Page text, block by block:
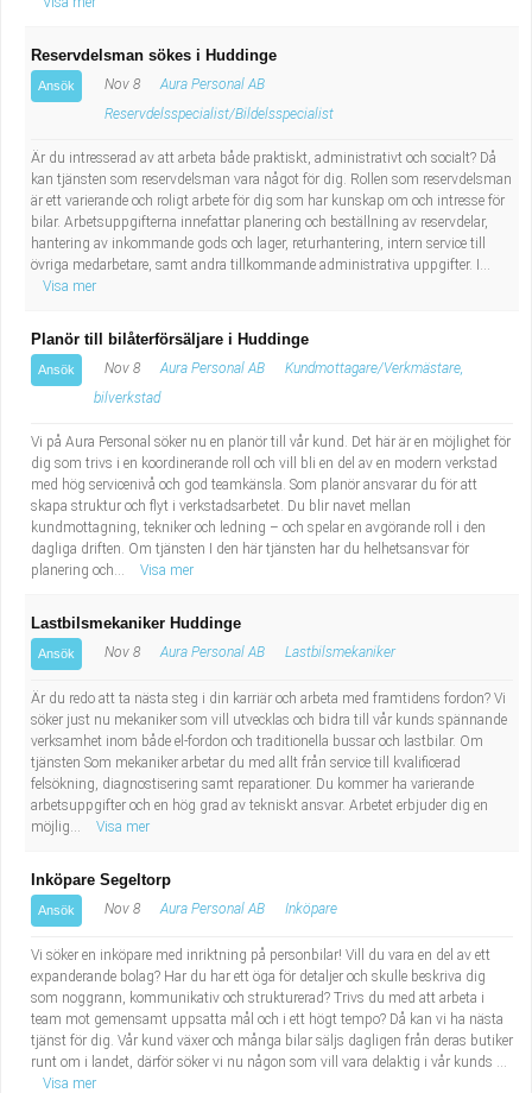
Reservdelsman sökes i Huddinge
Ansök Nov 8
Aura Personal AB
Reservdelsspecialist/Bildelsspecialist
Är du intresserad av att arbeta både praktiskt, administrativt och socialt? Då
kan tjänsten som reservdelsman vara något för dig. Rollen som reservdelsman
är ett varierande och roligt arbete för dig som har kunskap om och intresse för
bilar. Arbetsuppgifterna innefattar planering och beställning av reservdelar,
hantering av inkommande gods och lager, returhantering, intern service till
övriga medarbetare, samt andra tillkommande administrativa uppgifter. I...
Visa mer
Planör till bilåterförsäljare i Huddinge
Ansök Nov 8 Aura Personal AB
Kundmottagare/Verkmästare,
bilverkstad
Vi på Aura Personal söker nu en planör till vår kund. Det här är en möjlighet för
dig som trivs i en koordinerande roll och vill bli en del av en modern verkstad
med hög servicenivå och god teamkänsla. Som planör ansvarar du för att
skapa struktur och flyt i verkstadsarbetet. Du blir navet mellan
kundmottagning, tekniker och ledning – och spelar en avgörande roll i den
dagliga driften. Om tjänsten I den här tjänsten har du helhetsansvar för
planering och...
Visa mer
Lastbilsmekaniker Huddinge
Ansök Nov 8 Aura Personal AB Lastbilsmekaniker
Är du redo att ta nästa steg i din karriär och arbeta med framtidens fordon? Vi
söker just nu mekaniker som vill utvecklas och bidra till vår kunds spännande
verksamhet inom både el-fordon och traditionella bussar och lastbilar. Om
tjänsten Som mekaniker arbetar du med allt från service till kvalificerad
felsökning, diagnostisering samt reparationer. Du kommer ha varierande
arbetsuppgifter och en hög grad av tekniskt ansvar. Arbetet erbjuder dig en
möjlig...
Visa mer
Inköpare Segeltorp
Ansök Nov 8 Aura Personal AB Inköpare
Vi söker en inköpare med inriktning på personbilar! Vill du vara en del av ett
expanderande bolag? Har du har ett öga för detaljer och skulle beskriva dig
som noggrann, kommunikativ och strukturerad? Trivs du med att arbeta i
team mot gemensamt uppsatta mål och i ett högt tempo? Då kan vi ha nästa
tjänst för dig. Vår kund växer och många bilar säljs dagligen från deras butiker
runt om i landet, därför söker vi nu någon som vill vara delaktig i vår kunds ...
Visa mer